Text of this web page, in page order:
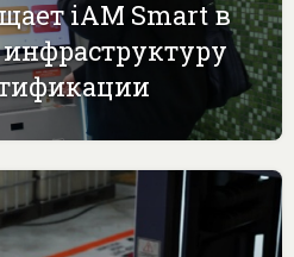
iAM Smart в